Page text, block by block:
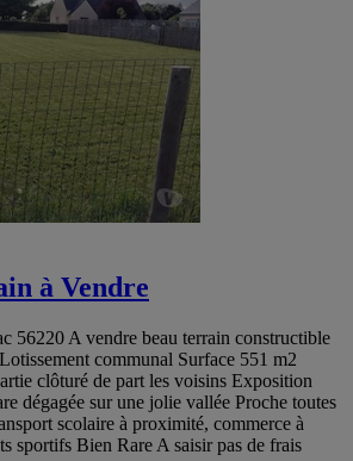
à Vendre
56220 A vendre beau terrain constructible
communal Surface 551 m2
clôturé de part les voisins Exposition
dégagée sur une jolie vallée Proche toutes
scolaire à proximité, commerce à
sportifs Bien Rare A saisir pas de frais